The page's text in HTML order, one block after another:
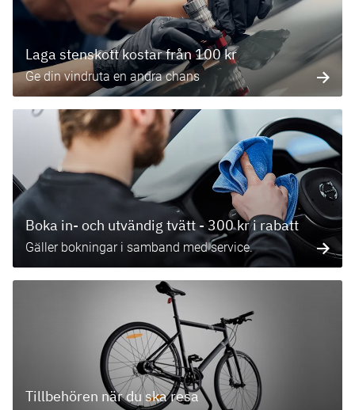
Laga stenskott kostar från 100 kr
Ge din vindruta en andra chans
Boka in- och utvändig tvätt - 300 kr i rabatt
Gäller bokningar i samband med service.
Tillbehören när du ska resa